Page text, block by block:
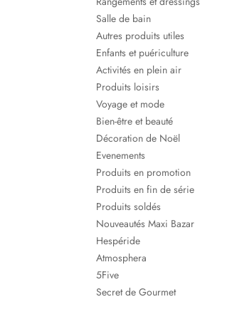
Salle de bain
Autres produits utiles
Enfants et puériculture
Activités en plein air
Produits loisirs
Voyage et mode
Bien-être et beauté
Décoration de Noël
Evenements
Produits en promotion
Produits en fin de série
Produits soldés
Nouveautés Maxi Bazar
Hespéride
Atmosphera
5Five
Secret de Gourmet